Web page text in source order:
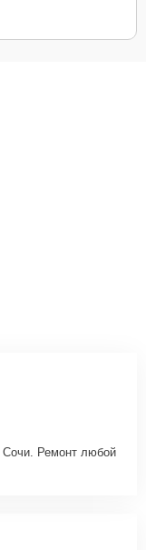
Сочи. Ремонт любой